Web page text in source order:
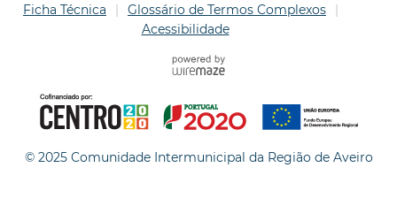
Ficha Técnica
Glossário de Termos Complexos
Acessibilidade
© 2025 Comunidade Intermunicipal da Região de Aveiro